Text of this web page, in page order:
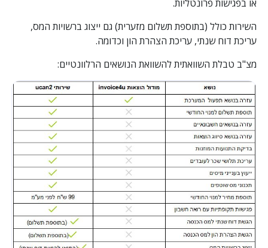
או בפגישות פרונטליות.
השירות כולל (בתוספת תשלום מזערית) גם ייצוג ברשויות המס,
עריכת דוח שנתי, עריכת הצהרת הון וכדומה.
מצ"ב טבלת השוואתית להשוואת הנושאים הרלוונטיים: